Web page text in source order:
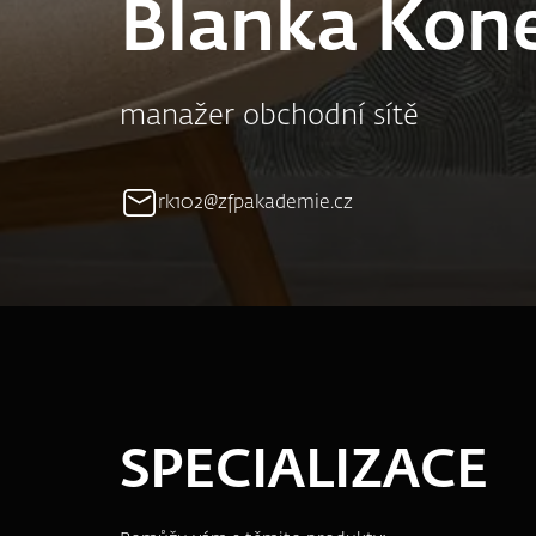
Blanka
manažer obchodní sítě
rk102@zfpakademie.cz
SPECIALIZACE